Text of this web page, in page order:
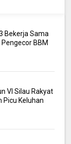
Bekerja Sama
BBM
VI Silau Rakyat
Picu Keluhan